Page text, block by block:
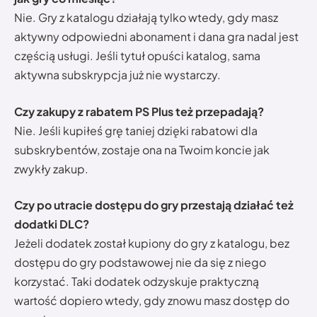
Nie. Gry z katalogu działają tylko wtedy, gdy masz
aktywny odpowiedni abonament i dana gra nadal jest
częścią usługi. Jeśli tytuł opuści katalog, sama
aktywna subskrypcja już nie wystarczy.
Czy zakupy z rabatem PS Plus też przepadają?
Nie. Jeśli kupiłeś grę taniej dzięki rabatowi dla
subskrybentów, zostaje ona na Twoim koncie jak
zwykły zakup.
Czy po utracie dostępu do gry przestają działać też
dodatki DLC?
Jeżeli dodatek został kupiony do gry z katalogu, bez
dostępu do gry podstawowej nie da się z niego
korzystać. Taki dodatek odzyskuje praktyczną
wartość dopiero wtedy, gdy znowu masz dostęp do